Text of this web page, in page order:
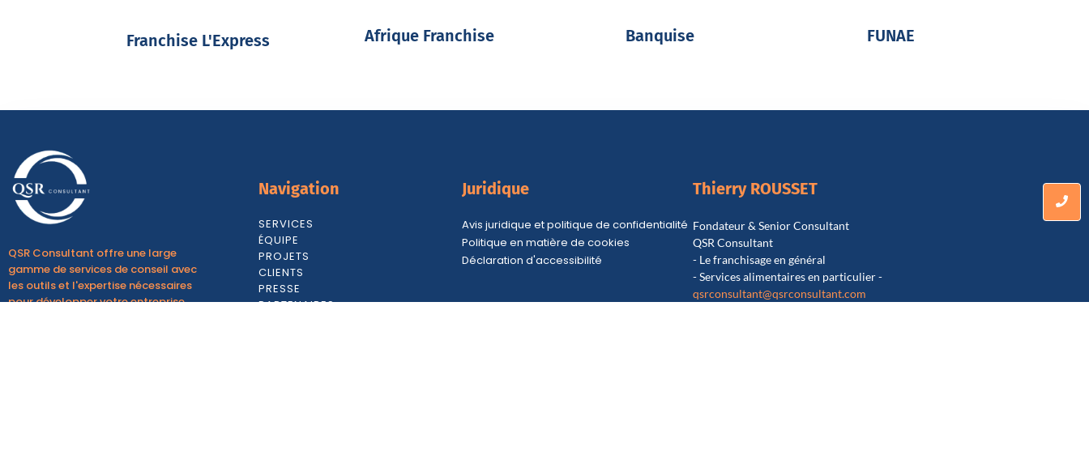
Franchise L'Express Afrique Franchise Banquise FUNAE
QSR Consultant offre une large
gamme de services de conseil avec
les outils et l'expertise nécessaires
pour développer votre entreprise.
Navigation
SERVICES
ÉQUIPE
PROJETS
CLIENTS
PRESSE
PARTENAIRES
Juridique
Avis juridique et politique de confidentialité
Politique en matière de cookies
Déclaration d'accessibilité
Thierry ROUSSET
Fondateur & Senior Consultant
QSR Consultant
- Le franchisage en général
- Services alimentaires en particulier -
qsrconsultant@qsrconsultant.com